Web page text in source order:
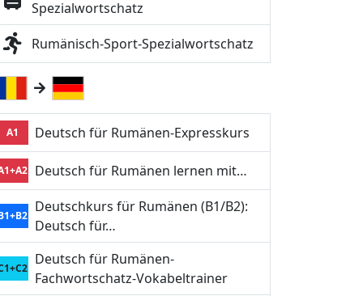
Spezialwortschatz
Rumänisch-Sport-Spezialwortschatz
A1 Deutsch für Rumänen-Expresskurs
Deutsch für Rumänen lernen mit…
Deutschkurs für Rumänen (B1/B2):
Deutsch für…
Deutsch für Rumänen-
Fachwortschatz-Vokabeltrainer